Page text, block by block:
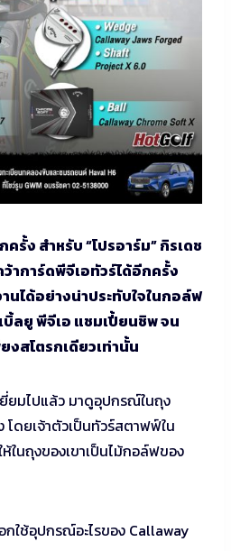
ง สำหรับ “โปรอาร์ม” กิรเดช
าการ์ดพีจีเอทัวร์ได้อีกครั้ง
ได้อย่างน่าประทับใจในกอล์ฟ
บิ้ลยู พีจีเอ แชมเปี้ยนชิพ จน
สโตรกเดียวเท่านั้น
ยมไปแล้ว มาดูอุปกรณ์ในถุง
ดยเจ้าตัวเป็นทัวร์สตาฟฟ์ใน
ในถุงของเขาเป็นไม้กอล์ฟของ
กใช้อุปกรณ์อะไรของ Callaway